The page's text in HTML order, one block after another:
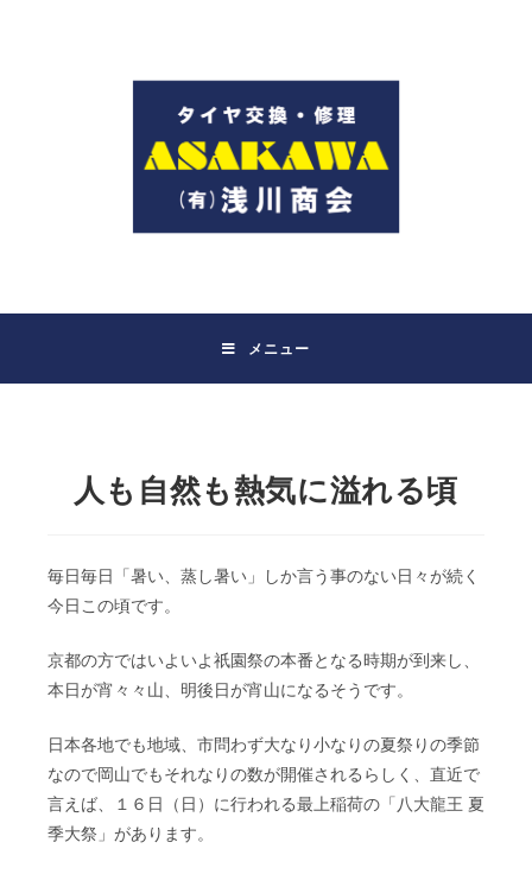
メニュー
人も自然も熱気に溢れる頃
毎日毎日「暑い、蒸し暑い」しか言う事のない日々が続く
今日この頃です。
京都の方ではいよいよ祇園祭の本番となる時期が到来し、
本日が宵々々山、明後日が宵山になるそうです。
日本各地でも地域、市問わず大なり小なりの夏祭りの季節
なので岡山でもそれなりの数が開催されるらしく、直近で
言えば、１６日（日）に行われる最上稲荷の「八大龍王 夏
季大祭」があります。